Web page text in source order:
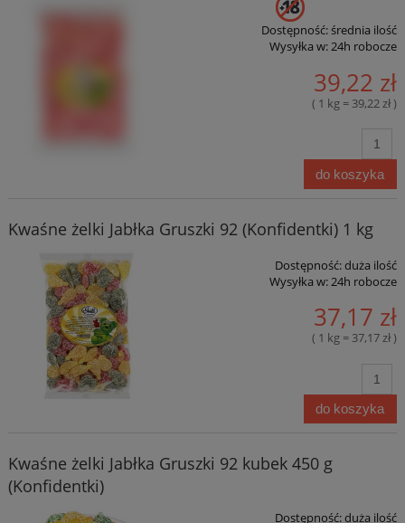
Dostępność:średnia ilość
Wysyłka w:24h robocze
39,22 zł
( 1 kg = 39,22 zł )
do koszyka
Kwaśne żelki Jabłka Gruszki 92 (Konfidentki) 1 kg
Dostępność:duża ilość
Wysyłka w:24h robocze
37,17 zł
( 1 kg = 37,17 zł )
do koszyka
Kwaśne żelki Jabłka Gruszki 92 kubek 450 g
(Konfidentki)
Dostępność:duża ilość